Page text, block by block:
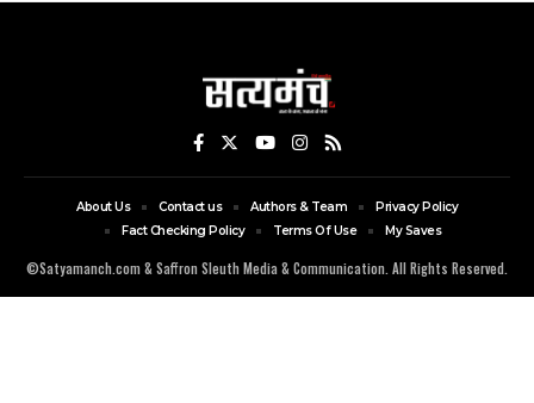
©Satyamanch.com & Saffron Sleuth Media & Communication. All Rights Reserved.
About Us Contact us Authors & Team
Privacy Policy
Fact Checking Policy
Terms Of Use My Saves